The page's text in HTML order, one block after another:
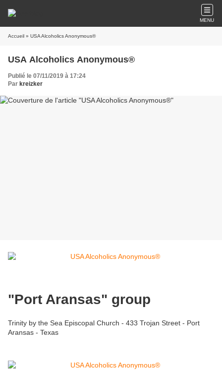
MENU
Accueil » USA Alcoholics Anonymous®
USA Alcoholics Anonymous®
Publié le 07/11/2019 à 17:24
Par kreizker
"Port Aransas" group
Trinity by the Sea Episcopal Church - 433 Trojan Street - Port
Aransas - Texas